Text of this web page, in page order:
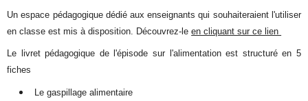
Un espace pédagogique dédié aux enseignants qui souhaiteraient l'utiliser
en classe est mis à disposition. Découvrez-leen cliquant sur ce lien
Le livret pédagogique de l'épisode sur l'alimentation est structuré en 5
fiches
Le gaspillage alimentaire